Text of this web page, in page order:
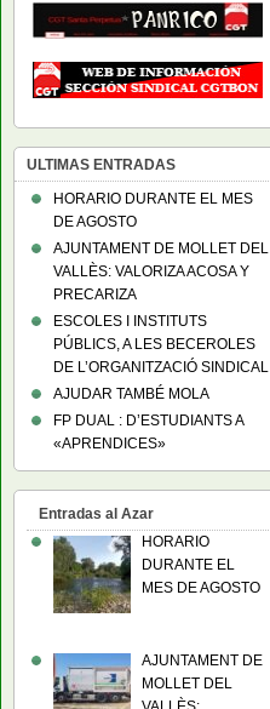
ULTIMAS ENTRADAS
HORARIO DURANTE EL MES
DE AGOSTO
AJUNTAMENT DE MOLLET DEL
VALLÈS: VALORIZA ACOSA Y
PRECARIZA
ESCOLES I INSTITUTS
PÚBLICS, A LES BECEROLES
DE L’ORGANITZACIÓ SINDICAL
AJUDAR TAMBÉ MOLA
FP DUAL : D’ESTUDIANTS A
«APRENDICES»
Entradas al Azar
HORARIO
DURANTE EL
MES DE AGOSTO
AJUNTAMENT DE
MOLLET DEL